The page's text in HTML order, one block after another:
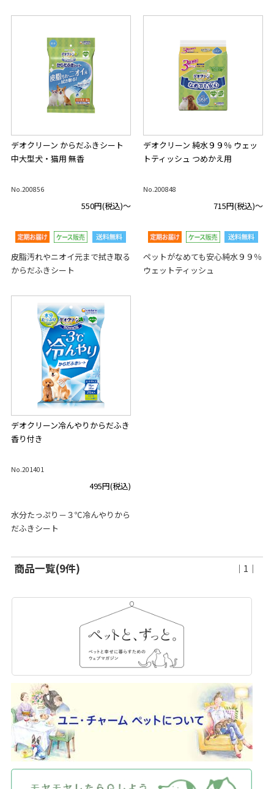
デオクリーン からだふきシート
中大型犬・猫用 無香
No.200856
550円(税込)～
皮脂汚れやニオイ元まで拭き取る
からだふきシート
デオクリーン 純水９９％ ウェッ
トティッシュ つめかえ用
No.200848
715円(税込)～
ペットがなめても安心純水９９％
ウェットティッシュ
デオクリーン冷んやりからだふき
香り付き
No.201401
495円(税込)
水分たっぷり－３℃冷んやりから
だふきシート
商品一覧(9件) ｜1｜